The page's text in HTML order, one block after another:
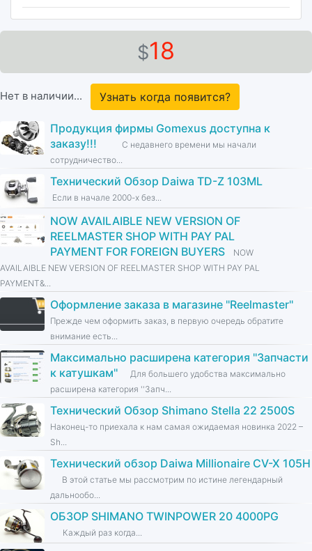
$18
Нет в наличии... Узнать когда появится?
Продукция фирмы Gomexus доступна к
заказу!!!
С недавнего времени мы начали
сотрудничество...
Технический Обзор Daiwa TD-Z 103ML
Если в начале 2000-х без...
NOW AVAILAIBLE NEW VERSION OF
REELMASTER SHOP WITH PAY PAL
PAYMENT FOR FOREIGN BUYERS
NOW
AVAILAIBLE NEW VERSION OF REELMASTER SHOP WITH PAY PAL
PAYMENT&...
Оформление заказа в магазине ''Reelmaster''
Прежде чем оформить заказ, в первую очередь обратите
внимание есть...
Максимально расширена категория ''Запчасти
к катушкам''
Для большего удобства максимально
расширена категория ''Запч...
Технический Обзор Shimano Stella 22 2500S
Наконец-то приехала к нам самая ожидаемая новинка 2022 –
Sh...
Технический обзор Daiwa Millionaire CV-X 105H
В этой статье мы рассмотрим по истине легендарный
дальнообо...
ОБЗОР SHIMANO TWINPOWER 20 4000PG
Каждый раз когда...